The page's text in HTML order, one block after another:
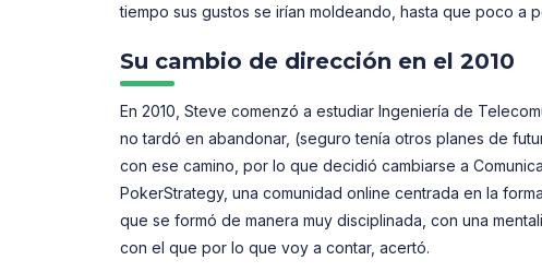
tiempo sus gustos se irían moldeando, hasta que poco a
Su cambio de dirección en el 2010
En 2010, Steve comenzó a estudiar Ingeniería de
no tardó en abandonar, (seguro tenía otros planes de
con ese camino, por lo que decidió cambiarse a
PokerStrategy, una comunidad online centrada en la
que se formó de manera muy disciplinada, con una
con el que por lo que voy a contar, acertó.